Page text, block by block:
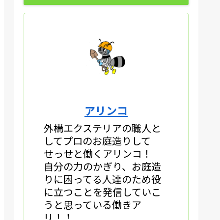
アリンコ
外構エクステリアの職人と
してプロのお庭造りして
せっせと働くアリンコ！
自分の力のかぎり、お庭造
りに困ってる人達のため役
に立つことを発信していこ
うと思っている働きア